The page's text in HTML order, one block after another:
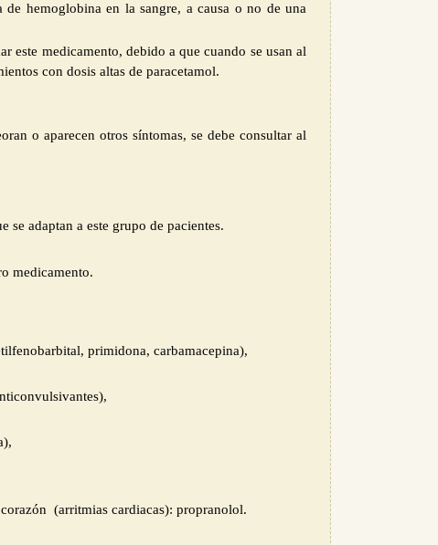
hemoglobina en la sangre, a causa o no de una
este medicamento, debido a que cuando se usan al
con dosis altas de paracetamol.
o aparecen otros síntomas, se debe consultar al
se adaptan a este grupo de pacientes.
medicamento.
primidona, carbamacepina),
,
,
(arritmias cardiacas): propranolol.